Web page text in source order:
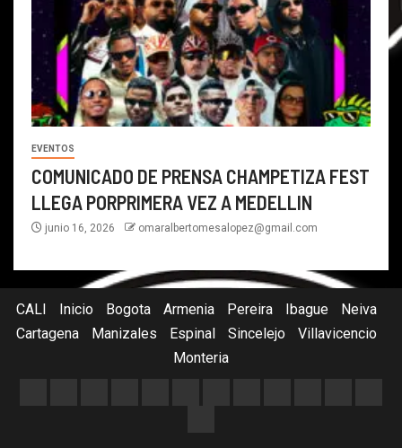
EVENTOS
COMUNICADO DE PRENSA CHAMPETIZA FEST
LLEGA PORPRIMERA VEZ A MEDELLIN
junio 16, 2026 omaralbertomesalopez@gmail.com
CALI Inicio Bogota Armenia Pereira Ibague
Neiva
Cartagena
Manizales Espinal Sincelejo
Villavicencio
Monteria